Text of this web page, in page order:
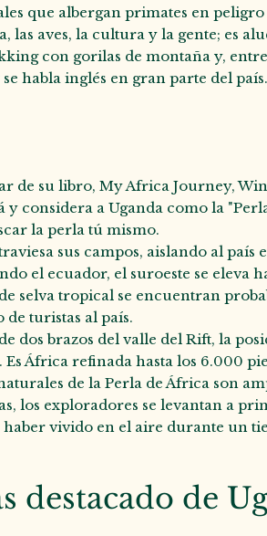
que albergan primates en
las aves, la cultura y la gente; es
con gorilas de montaña y,
habla inglés en gran parte del
de su libro, My Africa Journey,
y considera a Uganda como la
la perla tú mismo.
sus campos, aislando al país
el ecuador, el suroeste se eleva
selva tropical se encuentran
turistas al país.
dos brazos del valle del Rift, la
Es África refinada hasta los 6.000
de la Perla de África son
los exploradores se levantan a
haber vivido en el aire durante un
destacado de